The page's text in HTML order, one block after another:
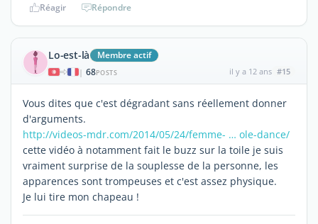
Réagir Répondre
Lo-est-là Membre actif
| 68POSTS il y a 12 ans #15
Vous dites que c'est dégradant sans réellement donner
d'arguments.
http://videos-mdr.com/2014/05/24/femme- … ole-dance/
cette vidéo à notamment fait le buzz sur la toile je suis
vraiment surprise de la souplesse de la personne, les
apparences sont trompeuses et c'est assez physique.
Je lui tire mon chapeau !